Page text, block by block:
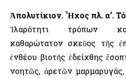
Ἀπολυτίκιον. Ἦχος πλ. α’.
Ἱλαρότητι τρόπων
καθαρώτατον σκεῦος τῆς
ἐνθέου βιοτῆς ἐδείχθης
νοητῶς, ἀρετῶν